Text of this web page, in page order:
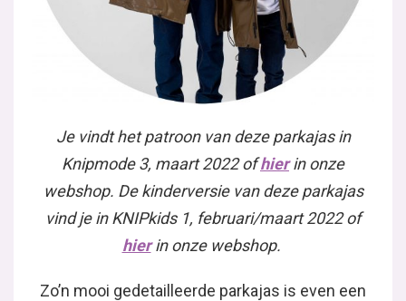
Je vindt het patroon van deze parkajas in
Knipmode 3, maart 2022 ofhierin onze
webshop. De kinderversie van deze parkajas
vind je in KNIPkids 1, februari/maart 2022 of
hierin onze webshop.
Zo’n mooi gedetailleerde parkajas is even een